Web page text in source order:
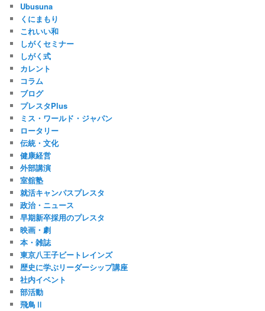
Ubusuna
くにまもり
これいい和
しがくセミナー
しがく式
カレント
コラム
ブログ
プレスタPlus
ミス・ワールド・ジャパン
ロータリー
伝統・文化
健康経営
外部講演
室舘塾
就活キャンパスプレスタ
政治・ニュース
早期新卒採用のプレスタ
映画・劇
本・雑誌
東京八王子ビートレインズ
歴史に学ぶリーダーシップ講座
社内イベント
部活動
飛鳥Ⅱ